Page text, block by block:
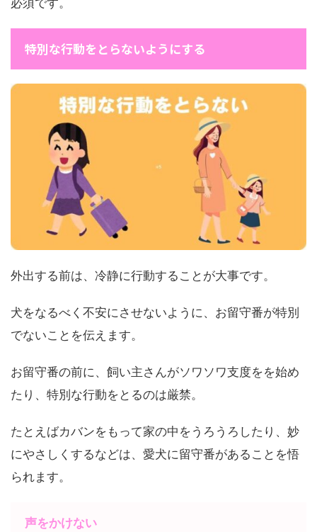
必須です。
特別な行動をとらないようにする
外出する前は、冷静に行動することが大事です。
犬をなるべく不安にさせないように、お留守番が特別
でないことを伝えます。
お留守番の前に、飼い主さんがソワソワ支度をを始め
たり、特別な行動をとるのは厳禁。
たとえばカバンをもって家の中をうろうろしたり、妙
にやさしくするなどは、愛犬に留守番があることを悟
られます。
声をかけない